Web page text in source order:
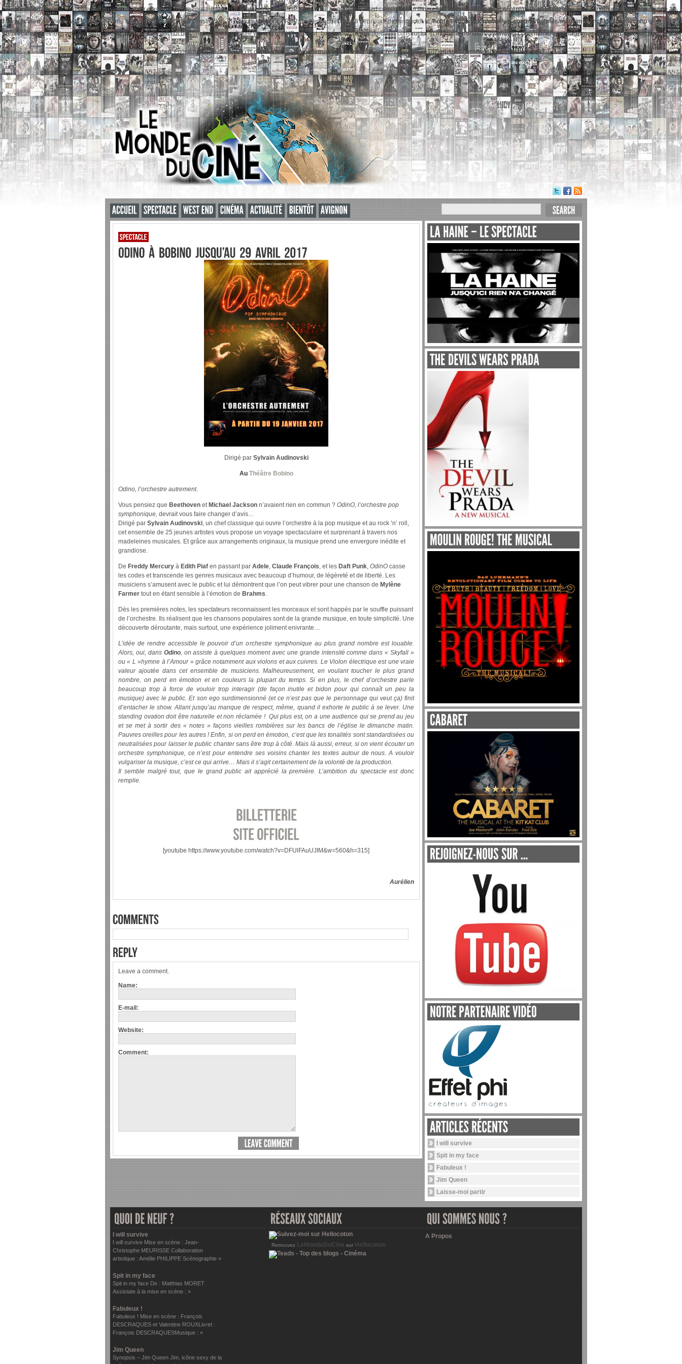
Deprecated: Methods with the same name as their class will not be constructors in a future version of PHP; thumbnail has a deprecated constructor in/home/lemondedvo/www/wp-content/themes/magzimus/includes/thumbnails.phpon line12
Deprecated: Methods with the same name as their class will not be constructors in a future version of PHP; TwitterRequest has a deprecated constructor in/home/lemondedvo/www/wp-content/themes/magzimus/includes/twitter.phpon line18
Deprecated: Methods with the same name as their class will not be constructors in a future version of PHP; gosuwt_facebook has a deprecated constructor in/home/lemondedvo/www/wp-content/themes/magzimus/widgets/facebook.phpon line
19
Deprecated: Function create_function() is deprecated in/home/lemondedvo/www/wp-content/themes/magzimus/widgets/facebook.phpon line67
Dirigé par Sylvain Audinovski
Au Théâtre Bobino
Odino, l’orchestre autrement.
Vous pensiez que Beethoven et Michael Jackson n’avaient rien en commun ? OdinO, l’orchestre pop
symphonique, devrait vous faire changer d’avis…
Dirigé par Sylvain Audinovski, un chef classique qui ouvre l’orchestre à la pop musique et au rock ’n’ roll,
cet ensemble de 25 jeunes artistes vous propose un voyage spectaculaire et surprenant à travers nos
madeleines musicales. Et grâce aux arrangements originaux, la musique prend une envergure inédite et
grandiose.
De Freddy Mercury à Edith Piaf en passant par Adele, Claude François, et les Daft Punk, OdinO casse
les codes et transcende les genres musicaux avec beaucoup d’humour, de légèreté et de liberté. Les
musiciens s’amusent avec le public et lui démontrent que l’on peut vibrer pour une chanson de Mylène
Farmer tout en étant sensible à l’émotion de Brahms.
Dès les premières notes, les spectateurs reconnaissent les morceaux et sont happés par le souffle puissant
de l’orchestre. Ils réalisent que les chansons populaires sont de la grande musique, en toute simplicité. Une
découverte déroutante, mais surtout, une expérience joliment enivrante…
L’idée de rendre accessible le pouvoir d’un orchestre symphonique au plus grand nombre est louable.
Alors, oui, dans Odino, on assiste à quelques moment avec une grande intensité comme dans « Skyfall »
ou « L »hymne à l’Amour » grâce notamment aux violons et aux cuivres. Le Violon électrique est une vraie
valeur ajoutée dans cet ensemble de musiciens. Malheureusement, en voulant toucher le plus grand
nombre, on perd en émotion et en couleurs la plupart du temps. Si en plus, le chef d’orchestre parle
beaucoup trop à force de vouloir trop interagir (de façon inutile et bidon pour qui connaît un peu la
musique) avec le public. Et son ego surdimensionné (et ce n’est pas que le personnage qui veut ça) finit
d’entacher le show. Allant jusqu’au manque de respect, même, quand il exhorte le public à se lever. Une
standing ovation doit être naturelle et non réclamée ! Qui plus est, on a une audience qui se prend au jeu
et se met à sortir des « notes » façons vieilles rombières sur les bancs de l’église le dimanche matin.
Pauvres oreilles pour les autres ! Enfin, si on perd en émotion, c’est que les tonalités sont standardisées ou
neutralisées pour laisser le public chanter sans être trop à côté. Mais là aussi, erreur, si on vient écouter un
orchestre symphonique, ce n’est pour entendre ses voisins chanter les textes autour de nous. A vouloir
vulgariser la musique, c’est ce qui arrive… Mais il s’agit certainement de la volonté de la production.
Il semble malgré tout, que le grand public ait apprécié la première. L’ambition du spectacle est donc
remplie.
[youtube https://www.youtube.com/watch?v=DFUlFAuUJIM&w=560&h=315]
Aurélien
Leave a comment.
Name:
E-mail:
Website:
Comment:
I will survive
Spit in my face
Fabuleux !
Jim Queen
Laisse-moi partir
I will survive
I will survive Mise en scène : Jean-
Christophe MEURISSE Collaboration
artistique : Amélie PHILIPPE Scénographie »
Spit in my face
Spit in my face De : Matthias MORET
Assistate à la mise en scène : »
Fabuleux !
Fabuleux ! Mise en scène : François
DESCRAQUES et Valentine ROUXLivret :
François DESCRAQUESMusique : »
Jim Queen
Synopsis – Jim Queen Jim, icône sexy de la
Retrouvez LeMondeDuCine sur Hellocoton
A Propos